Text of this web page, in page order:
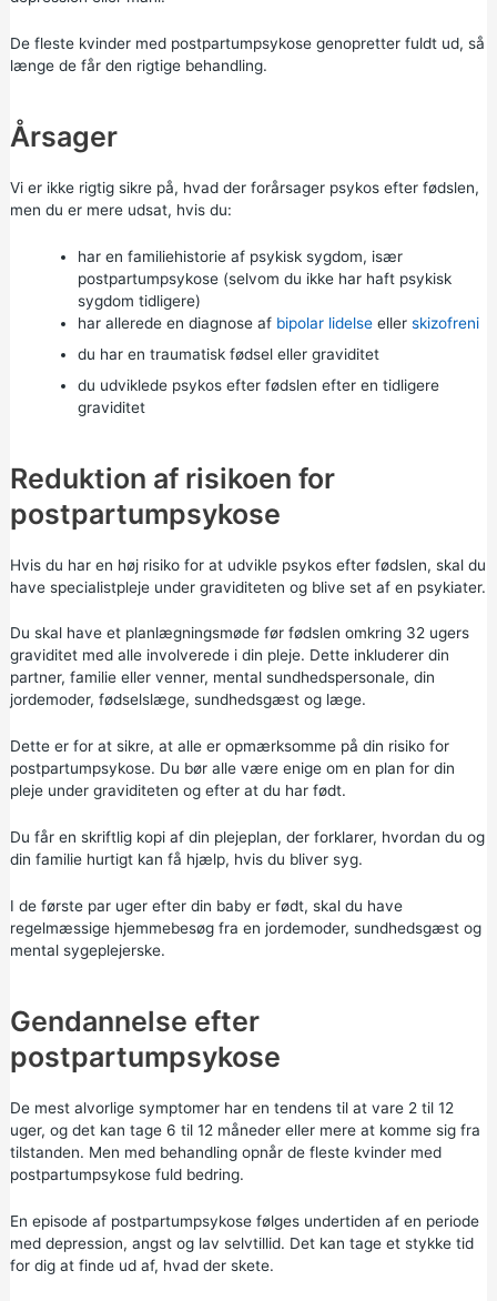
De fleste kvinder med postpartumpsykose genopretter fuldt ud, så
længe de får den rigtige behandling.
Årsager
Vi er ikke rigtig sikre på, hvad der forårsager psykos efter fødslen,
men du er mere udsat, hvis du:
har en familiehistorie af psykisk sygdom, især
postpartumpsykose (selvom du ikke har haft psykisk
sygdom tidligere)
har allerede en diagnose af bipolar lidelseeller skizofreni
du har en traumatisk fødsel eller graviditet
du udviklede psykos efter fødslen efter en tidligere
graviditet
Reduktion af risikoen for
postpartumpsykose
Hvis du har en høj risiko for at udvikle psykos efter fødslen, skal du
have specialistpleje under graviditeten og blive set af en psykiater.
Du skal have et planlægningsmøde før fødslen omkring 32 ugers
graviditet med alle involverede i din pleje. Dette inkluderer din
partner, familie eller venner, mental sundhedspersonale, din
jordemoder, fødselslæge, sundhedsgæst og læge.
Dette er for at sikre, at alle er opmærksomme på din risiko for
postpartumpsykose. Du bør alle være enige om en plan for din
pleje under graviditeten og efter at du har født.
Du får en skriftlig kopi af din plejeplan, der forklarer, hvordan du og
din familie hurtigt kan få hjælp, hvis du bliver syg.
I de første par uger efter din baby er født, skal du have
regelmæssige hjemmebesøg fra en jordemoder, sundhedsgæst og
mental sygeplejerske.
Gendannelse efter
postpartumpsykose
De mest alvorlige symptomer har en tendens til at vare 2 til 12
uger, og det kan tage 6 til 12 måneder eller mere at komme sig fra
tilstanden. Men med behandling opnår de fleste kvinder med
postpartumpsykose fuld bedring.
En episode af postpartumpsykose følges undertiden af en periode
med depression, angst og lav selvtillid. Det kan tage et stykke tid
for dig at finde ud af, hvad der skete.